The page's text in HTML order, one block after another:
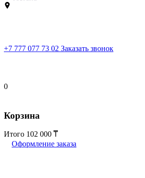
+7 777 077 73 02 Заказать звонок
0
Корзина
Итого 102 000
Оформление заказа